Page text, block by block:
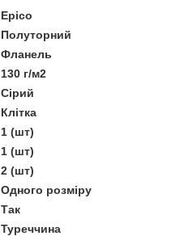
Epico
Полуторний
Фланель
130 г/м2
Сірий
Клітка
1 (шт)
1 (шт)
2 (шт)
Одного розміру
Так
Туреччина